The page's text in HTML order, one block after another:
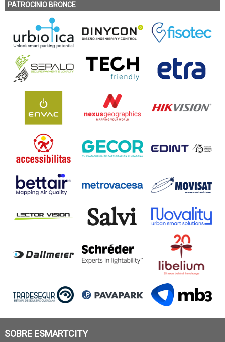
PATROCINIO BRONCE
SOBRE ESMARTCITY